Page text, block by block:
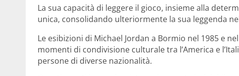
La sua capacità di leggere il gioco, insieme alla
unica, consolidando ulteriormente la sua leggenda
Le esibizioni di Michael Jordan a Bormio nel 1985 e
momenti di condivisione culturale tra l’America e
persone di diverse nazionalità.